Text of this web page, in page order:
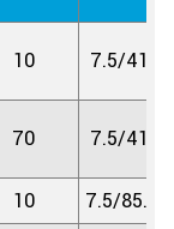
10 7.5/41.6
70 7.5/41.6
10
7.5/85.25